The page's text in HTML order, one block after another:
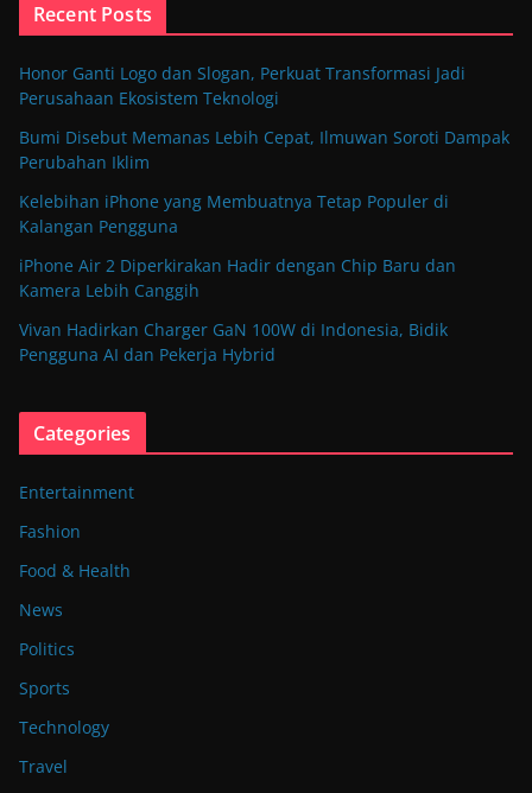
Recent Posts
Honor Ganti Logo dan Slogan, Perkuat Transformasi Jadi
Perusahaan Ekosistem Teknologi
Bumi Disebut Memanas Lebih Cepat, Ilmuwan Soroti Dampak
Perubahan Iklim
Kelebihan iPhone yang Membuatnya Tetap Populer di
Kalangan Pengguna
iPhone Air 2 Diperkirakan Hadir dengan Chip Baru dan
Kamera Lebih Canggih
Vivan Hadirkan Charger GaN 100W di Indonesia, Bidik
Pengguna AI dan Pekerja Hybrid
Categories
Entertainment
Fashion
Food & Health
News
Politics
Sports
Technology
Travel